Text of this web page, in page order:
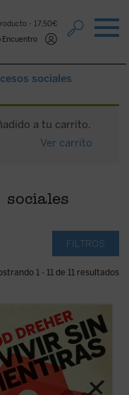
17,50€
Encuentro
sociales
a tu carrito.
Ver carrito
sociales
FILTROS
1 - 11 de 11 resultados
y escritor Rod Dreher, autor
La opción benedictina, hace
de altavoz a Solzhenitsyn y
disidentes de Europa del
nos alertan del peligro no tan
que Estados Unidos y el ...
(ver